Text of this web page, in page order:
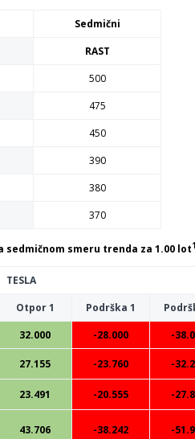
Sedmični
RAST
500
475
450
390
380
370
smeru trenda za 1.00 lot1
TESLA
Otpor 1 Podrška 1
32.000 -28.000 -
27.155 -23.760 -
23.491 -20.555 -
43.706 -38.242 -